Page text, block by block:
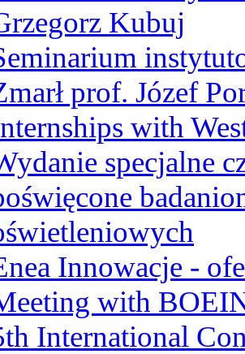
Kubuj
prof. Józef
with
specjalne
Innowacje -
with
International